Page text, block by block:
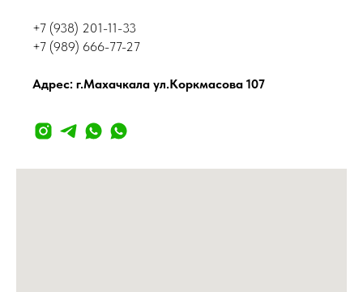
+7 (938) 201-11-33
+7 (989) 666-77-27
Адрес: г.Махачкала ул.Коркмасова 107